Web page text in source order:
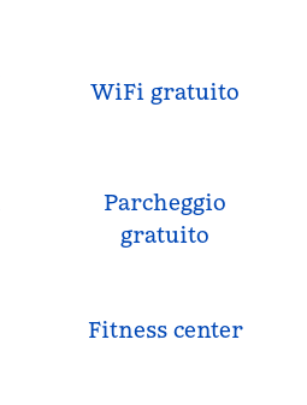
WiFi gratuito
Parcheggio
gratuito
Fitness center